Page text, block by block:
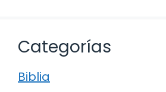
Categorías
Biblia